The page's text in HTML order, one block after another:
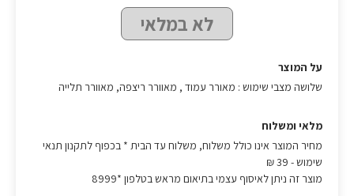
לא במלאי
על המוצר
שלושה מצבי שימוש : מאורר עמוד , מאוורר ריצפה, מאוורר תלייה
מלאי ומשלוח
מחיר המוצר אינו כולל משלוח, משלוח עד הבית * בכפוף לתקנון תנאי
שימוש- 39 ₪
מוצר זה ניתן לאיסוף עצמי בתיאום מראש בטלפון *8999